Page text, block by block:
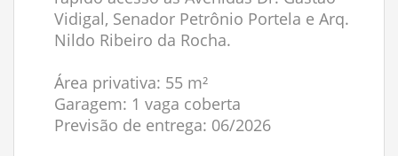
Vidigal, Senador Petrônio Portela e Arq.
Nildo Ribeiro da Rocha.
Área privativa: 55 m²
Garagem: 1 vaga coberta
Previsão de entrega: 06/2026